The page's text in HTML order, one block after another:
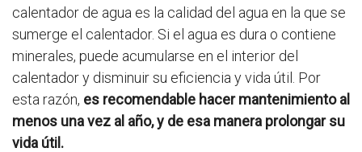
calentador de agua es la calidad del agua en la que se
sumerge el calentador. Si el agua es dura o contiene
minerales, puede acumularse en el interior del
calentador y disminuir su eficiencia y vida útil. Por
esta razón, es recomendable hacer mantenimiento al
menos una vez al año, y de esa manera prolongar su
vida útil.